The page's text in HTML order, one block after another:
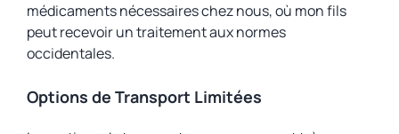
médicaments nécessaires chez nous, où mon fils
peut recevoir un traitement aux normes
occidentales.
Options de Transport Limitées